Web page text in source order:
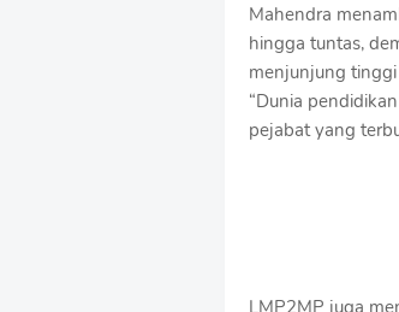
Mahendra
hingga tuntas,
menjunjung
“Dunia
pejabat yang
LMP2MP juga